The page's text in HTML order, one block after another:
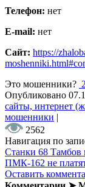
Телефон: нет
E-mail: нет
Сайт: https://
Это мошенники? 2
Опубликовано
сайты, интернет
мошенники |
2562
Навигация по
Станки 68
ПМК-162 не
Оставить